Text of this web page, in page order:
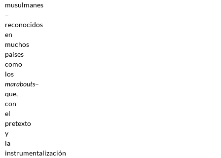
musulmanes
–
reconocidos
en
muchos
países
como
los
marabouts–
que,
con
el
pretexto
y
la
instrumentalización